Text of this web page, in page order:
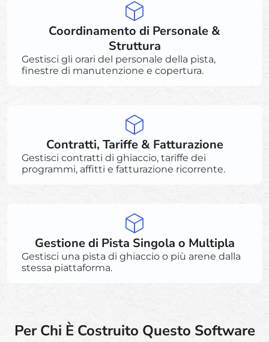
Coordinamento di Personale &
Struttura
Gestisci gli orari del personale della pista,
finestre di manutenzione e copertura.
Contratti, Tariffe & Fatturazione
Gestisci contratti di ghiaccio, tariffe dei
programmi, affitti e fatturazione ricorrente.
Gestione di Pista Singola o Multipla
Gestisci una pista di ghiaccio o più arene dalla
stessa piattaforma.
Per Chi È Costruito Questo Software